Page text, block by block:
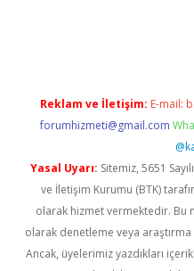
Reklam ve İletişim: E-mail:
forumhizmeti@gmail.com
Yasal Uyarı: Sitemiz, 5651
ve İletişim Kurumu (BTK)
olarak hizmet vermektedir. Bu
olarak denetleme veya
Ancak, üyelerimiz yazdıkları